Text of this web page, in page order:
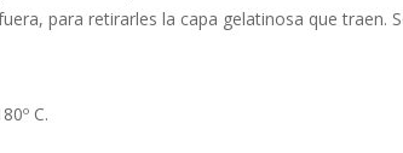
para retirarles la capa gelatinosa que traen.
C.